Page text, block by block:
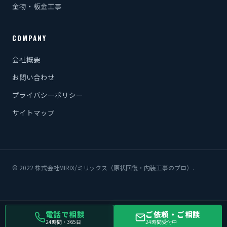
金物・板金工事
COMPANY
会社概要
お問い合わせ
プライバシーポリシー
サイトマップ
© 2022 株式会社MIRIX/ミリックス（原状回復・内装工事のプロ）.
電話で相談
24時間・365日
ご依頼・ご相談
24時間受付中